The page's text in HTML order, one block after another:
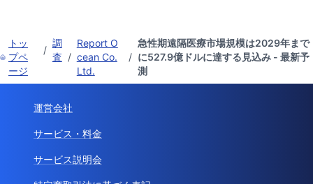
トッ
プペ
ージ
/
調
査 /
Report O
cean Co.
Ltd.
/
急性期遠隔医療市場規模は2029年まで
に527.9億ドルに達する見込み - 最新予
測
運営会社
サービス・料金
サービス説明会